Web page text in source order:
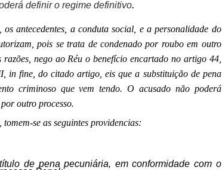
definir o regime definitivo.
antecedentes, a conduta social, e a personalidade do
pois se trata de condenado por roubo em outro
nego ao Réu o benefício encartado no artigo 44,
, in fine, do citado artigo, eis que a substituição de pena
criminoso que vem tendo.O acusado não poderá
outro processo.
, tomem-se as seguintes providencias:
de pena pecuniária, em conformidade com o